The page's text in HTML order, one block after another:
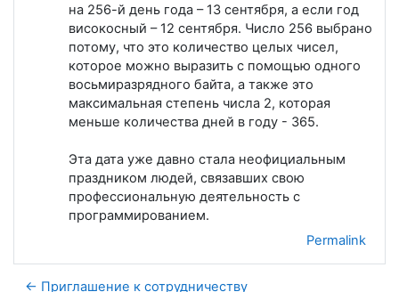
на 256-й день года – 13 сентября, а если год
високосный – 12 сентября. Число 256 выбрано
потому, что это количество целых чисел,
которое можно выразить с помощью одного
восьмиразрядного байта, а также это
максимальная степень числа 2, которая
меньше количества дней в году - 365.
Эта дата уже давно стала неофициальным
праздником людей, связавших свою
профессиональную деятельность с
программированием.
Permalink
← Приглашение к сотрудничеству